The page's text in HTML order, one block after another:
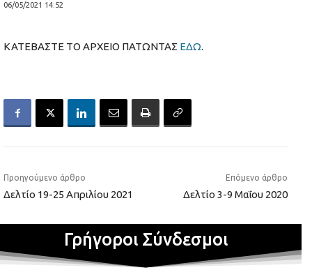
06/05/2021 14:52
ΚΑΤΕΒΑΣΤΕ ΤΟ ΑΡΧΕΙΟ ΠΑΤΩΝΤΑΣ ΕΔΩ.
Προηγούμενο άρθρο
Δελτίο 19-25 Απριλίου 2021
Επόμενο άρθρο
Δελτίο 3-9 Μαΐου 2020
Γρήγοροι Σύνδεσμοι